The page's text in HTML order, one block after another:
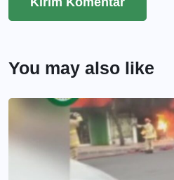
You may also like